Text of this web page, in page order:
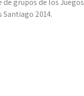
de grupos de los Juegos
2014.